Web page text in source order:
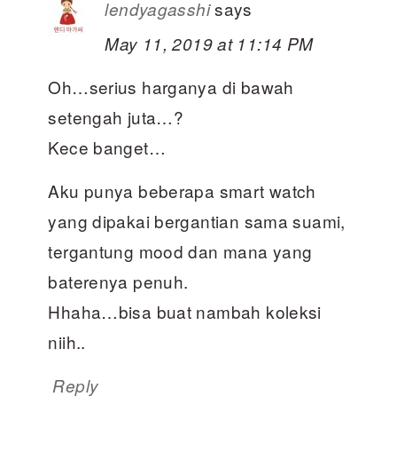
lendyagasshi says
May 11, 2019 at 11:14 PM
Oh…serius harganya di bawah
setengah juta…?
Kece banget…
Aku punya beberapa smart watch
yang dipakai bergantian sama suami,
tergantung mood dan mana yang
baterenya penuh.
Hhaha…bisa buat nambah koleksi
niih..
Reply